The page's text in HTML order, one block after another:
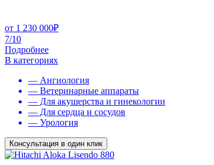
от 1 230 000₽
7/10
Подробнее
В категориях
— Ангиология
— Ветеринарные аппараты
— Для акушерства и гинекологии
— Для сердца и сосудов
— Урология
Консультация в один клик